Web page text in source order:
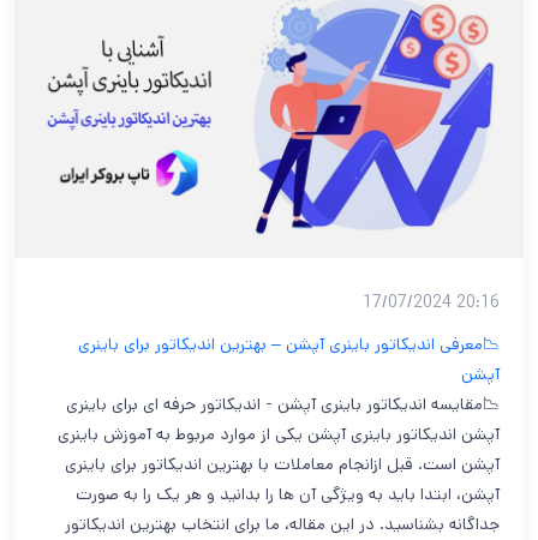
20:16 17/07/2024
📉معرفی اندیکاتور باینری آپشن – بهترین اندیکاتور برای باینری
آپشن
📉مقایسه اندیکاتور باینری آپشن - اندیکاتور حرفه ای برای باینری
آپشن اندیکاتور باینری آپشن یکی از موارد مربوط به آموزش باینری
آپشن است. قبل ازانجام معاملات با بهترین اندیکاتور برای باینری
آپشن، ابتدا باید به ویژگی آن ها را بدانید و هر یک را به صورت
جداگانه بشناسید. در این مقاله، ما برای انتخاب بهترین اندیکاتور